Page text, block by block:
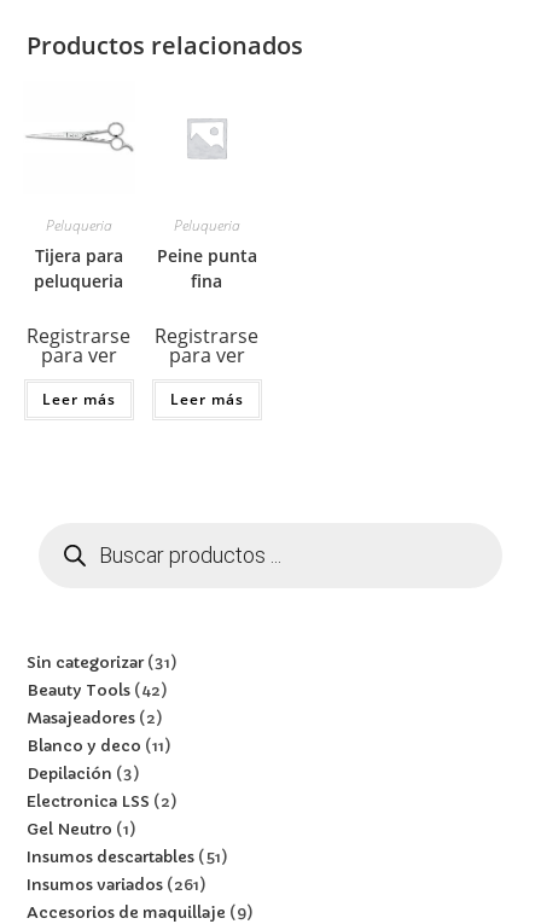
Productos relacionados
Peluqueria
Tijera para
peluqueria
Registrarse
para ver
Leer más
Peluqueria
Peine punta
fina
Registrarse
para ver
Leer más
Sin categorizar 31
Beauty Tools 42
Masajeadores 2
Blanco y deco
11
Depilación
3
Electronica LSS
2
Gel Neutro
1
Insumos descartables 51
Insumos variados 261
Accesorios de maquillaje
9